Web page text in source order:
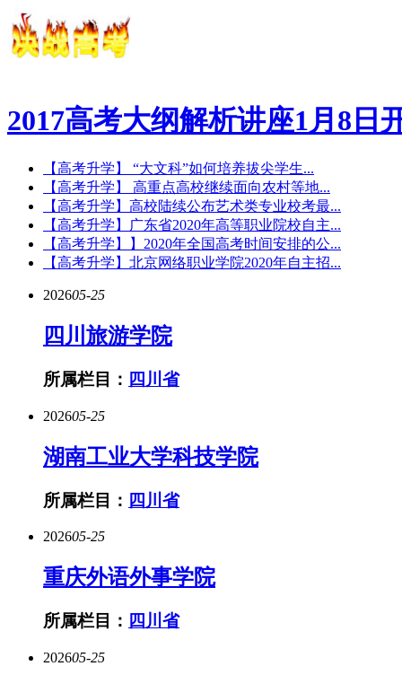
2017高考大纲解析讲座1月8日
【高考升学】 “大文科”如何培养拔尖学生...
【高考升学】 高重点高校继续面向农村等地...
【高考升学】高校陆续公布艺术类专业校考最...
【高考升学】广东省2020年高等职业院校自主...
【高考升学】】2020年全国高考时间安排的公...
【高考升学】北京网络职业学院2020年自主招...
202605-25
四川旅游学院
所属栏目： 四川省
202605-25
湖南工业大学科技学院
所属栏目： 四川省
202605-25
重庆外语外事学院
所属栏目： 四川省
202605-25